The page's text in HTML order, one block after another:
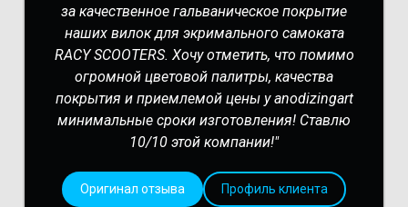
за качественное гальваническое покрытие
наших вилок для экримального самоката
RACY SCOOTERS. Хочу отметить, что помимо
огромной цветовой палитры, качества
покрытия и приемлемой цены у anodizingart
минимальные сроки изготовления! Ставлю
10/10 этой компании!"
Оригинал отзыва Профиль клиента